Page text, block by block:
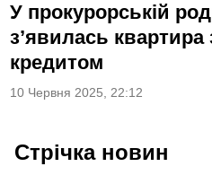
У прокурорській
з’явилась квартира
кредитом
10 Червня 2025, 22:12
Стрічка новин